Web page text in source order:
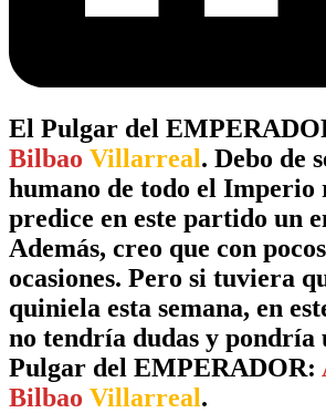
El Pulgar del
Bilbao Villarreal. Debo de
humano de todo el Imperio
predice en este partido un
Además, creo que con
ocasiones. Pero si tuviera
quiniela esta semana, en
no tendría dudas y pondría
Pulgar del EMPERADOR:
Bilbao Villarreal.